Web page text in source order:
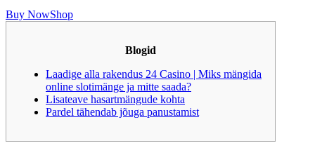
Buy NowShop
Blogid
Laadige alla rakendus 24 Casino | Miks mängida
online slotimänge ja mitte saada?
Lisateave hasartmängude kohta
Pardel tähendab jõuga panustamist